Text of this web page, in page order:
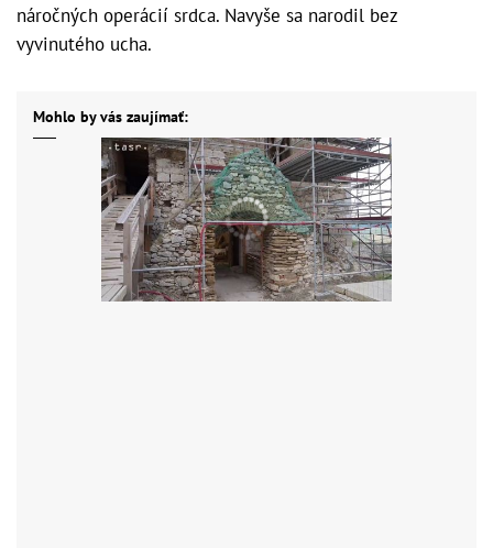
náročných operácií srdca. Navyše sa narodil bez
vyvinutého ucha.
Mohlo by vás zaujímať: